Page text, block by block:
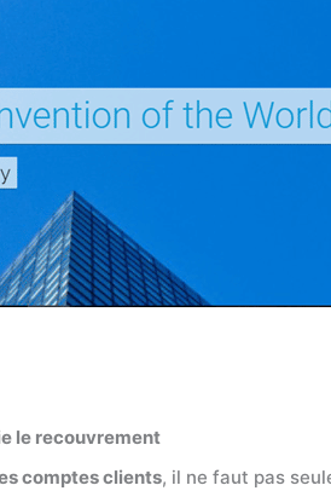
le recouvrement
comptes clients, il ne faut pas